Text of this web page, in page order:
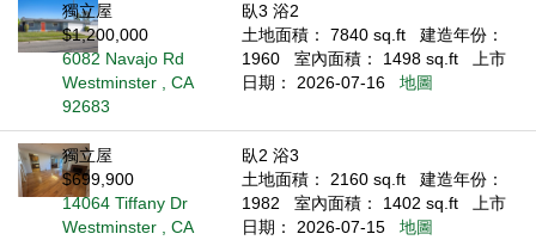
獨立屋
$1,200,000
6082 Navajo Rd
Westminster , CA
92683
臥3 浴2
土地面積： 7840 sq.ft
建造年份：
1960
室內面積： 1498 sq.ft
上市
日期： 2026-07-16
地圖
獨立屋
$699,900
14064 Tiffany Dr
Westminster , CA
臥2 浴3
土地面積： 2160 sq.ft
建造年份：
1982
室內面積： 1402 sq.ft
上市
日期： 2026-07-15
地圖